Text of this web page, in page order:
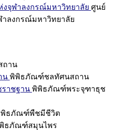
งจุฬาลงกรณ์มหาวิทยาลัย ศูนย์
าลงกรณ์มหาวิทยาลัย
ถาน
น พิพิธภัณฑ์ชลทัศนสถาน
าชฐาน พิพิธภัณฑ์พระจุฑาธุช
ธภัณฑ์พืชมีชีวิต
ธภัณฑ์สมุนไพร